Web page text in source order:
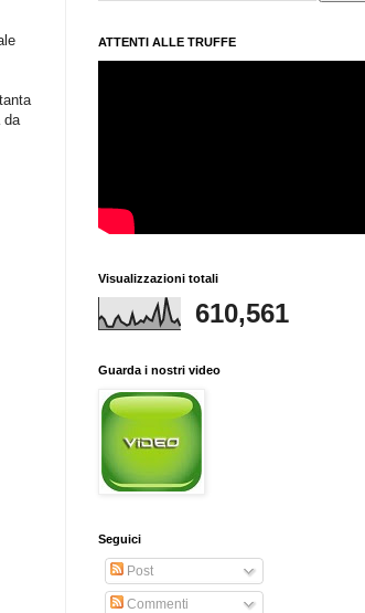
da
ATTENTI ALLE TRUFFE
Visualizzazioni totali
610,561
Guarda i nostri video
Seguici
Post
Commenti